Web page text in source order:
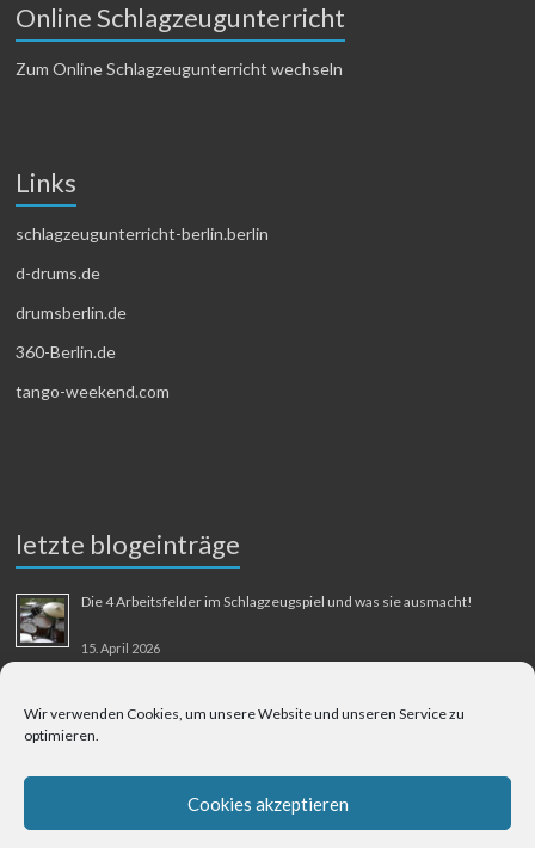
Wir verwenden Cookies, um unsere Website und unseren Service zu
optimieren.
Cookies akzeptieren
Online Schlagzeugunterricht
Zum Online Schlagzeugunterricht wechseln
Links
schlagzeugunterricht-berlin.berlin
d-drums.de
drumsberlin.de
360-Berlin.de
tango-weekend.com
letzte blogeinträge
Die 4 Arbeitsfelder im Schlagzeugspiel und was sie ausmacht!
15. April 2026
31. August 2025
Berliner Flughafen Tegel – Berlin-Bangkok